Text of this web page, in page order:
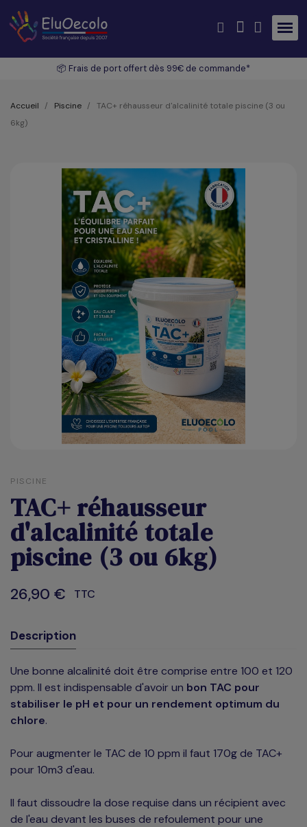
📦 Frais de port offert dès 99€ de commande*
Accueil Piscine
TAC+ réhausseur d'alcalinité totale piscine (3 ou
6kg)
PISCINE
TAC+ réhausseur
d'alcalinité totale
piscine (3 ou 6kg)
26,90 € TTC
Description
Une bonne alcalinité doit être comprise entre 100 et 120
ppm. Il est indispensable d'avoir un bon TAC pour
stabiliser le pH et pour un rendement optimum du
chlore.
Pour augmenter le TAC de 10 ppm il faut 170g de TAC+
pour 10m3 d'eau.
Il faut dissoudre la dose requise dans un récipient avec
de l'eau devant les buses de refoulement pour une